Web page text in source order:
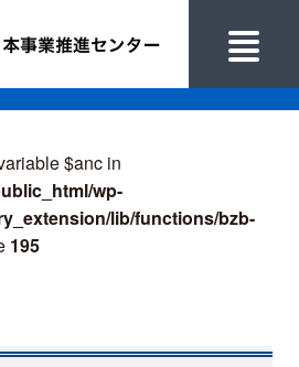
$anc in
wp-
lib/functions/bzb-
195